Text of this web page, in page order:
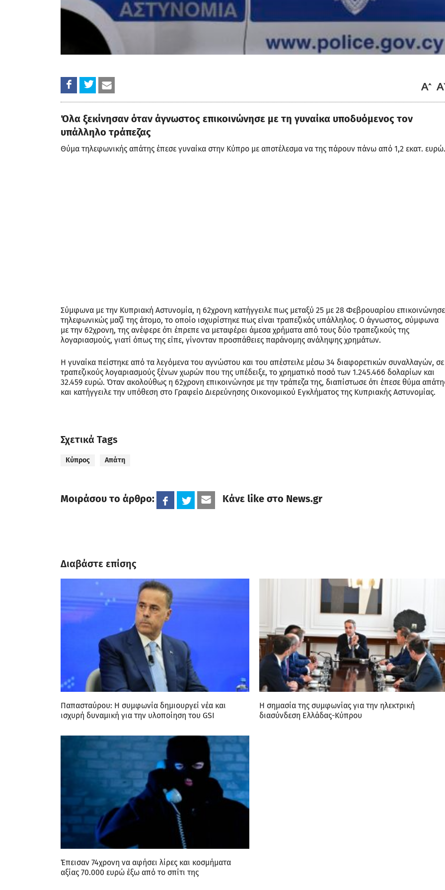
Όλα ξεκίνησαν όταν άγνωστος επικοινώνησε με τη γυναίκα υποδυόμενος τον
υπάλληλο τράπεζας
Θύμα τηλεφωνικής απάτης έπεσε γυναίκα στην Κύπρο με αποτέλεσμα να της πάρουν πάνω από 1,2 εκατ. ευρώ.
Σύμφωνα με την Κυπριακή Αστυνομία, η 62χρονη κατήγγειλε πως μεταξύ 25 με 28 Φεβρουαρίου επικοινώνησε
τηλεφωνικώς μαζί της άτομο, το οποίο ισχυρίστηκε πως είναι τραπεζικός υπάλληλος. Ο άγνωστος, σύμφωνα
με την 62χρονη, της ανέφερε ότι έπρεπε να μεταφέρει άμεσα χρήματα από τους δύο τραπεζικούς της
λογαριασμούς, γιατί όπως της είπε, γίνονταν προσπάθειες παράνομης ανάληψης χρημάτων.
Η γυναίκα πείστηκε από τα λεγόμενα του αγνώστου και του απέστειλε μέσω 34 διαφορετικών συναλλαγών, σε
τραπεζικούς λογαριασμούς ξένων χωρών που της υπέδειξε, το χρηματικό ποσό των 1.245.466 δολαρίων και
32.459 ευρώ. Όταν ακολούθως η 62χρονη επικοινώνησε με την τράπεζα της, διαπίστωσε ότι έπεσε θύμα
και κατήγγειλε την υπόθεση στο Γραφείο Διερεύνησης Οικονομικού Εγκλήματος της Κυπριακής Αστυνομίας.
Σχετικά Tags
Κύπρος Απάτη
Μοιράσου το άρθρο: Κάνε like στο News.gr
Διαβάστε επίσης
Παπασταύρου: Η συμφωνία δημιουργεί νέα και
ισχυρή δυναμική για την υλοποίηση του GSI
H σημασία της συμφωνίας για την ηλεκτρική
διασύνδεση Ελλάδας-Κύπρου
Έπεισαν 74χρονη να αφήσει λίρες και κοσμήματα
αξίας 70.000 ευρώ έξω από το σπίτι της